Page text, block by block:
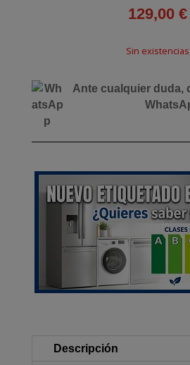
129,00 €
Sin existencias
Ante cualquier duda,
Descripción